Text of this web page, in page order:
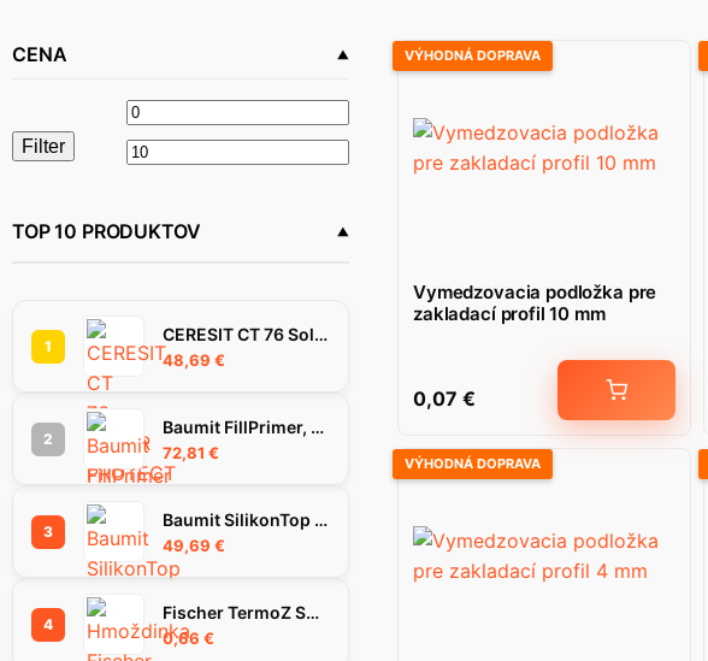
CENA
Minimálna
cena
Filter
TOP 10 PRODUKTOV
1
CERESIT CT 76 SolarProtect omietka 1.5 mm 25 kg
48,69 €
2
Baumit FillPrimer, 25Kg
72,81 €
3
Baumit SilikonTop omietka 1.5K, 25 kg
49,69 €
4
Fischer TermoZ SV II Ecotwist 10-30 hmoždinka
0,66 €
VÝHODNÁ DOPRAVA
Vymedzovacia podložka pre
zakladací profil 10 mm
0,07 €
VÝHODNÁ DOPRAVA